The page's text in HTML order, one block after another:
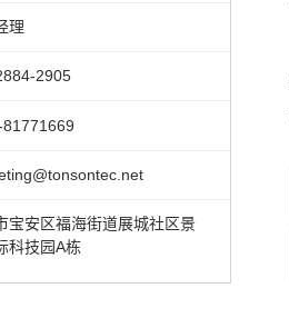
理
2905
宝安区福海街道展城社区景
科技园A栋